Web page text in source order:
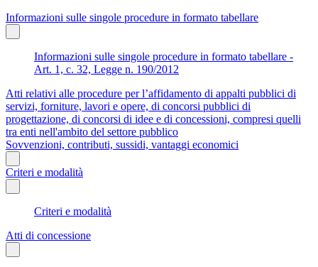
Informazioni sulle singole procedure in formato tabellare
Informazioni sulle singole procedure in formato tabellare -
Art. 1, c. 32, Legge n. 190/2012
Atti relativi alle procedure per l’affidamento di appalti pubblici di
servizi, forniture, lavori e opere, di concorsi pubblici di
progettazione, di concorsi di idee e di concessioni, compresi quelli
tra enti nell'ambito del settore pubblico
Sovvenzioni, contributi, sussidi, vantaggi economici
Criteri e modalità
Criteri e modalità
Atti di concessione